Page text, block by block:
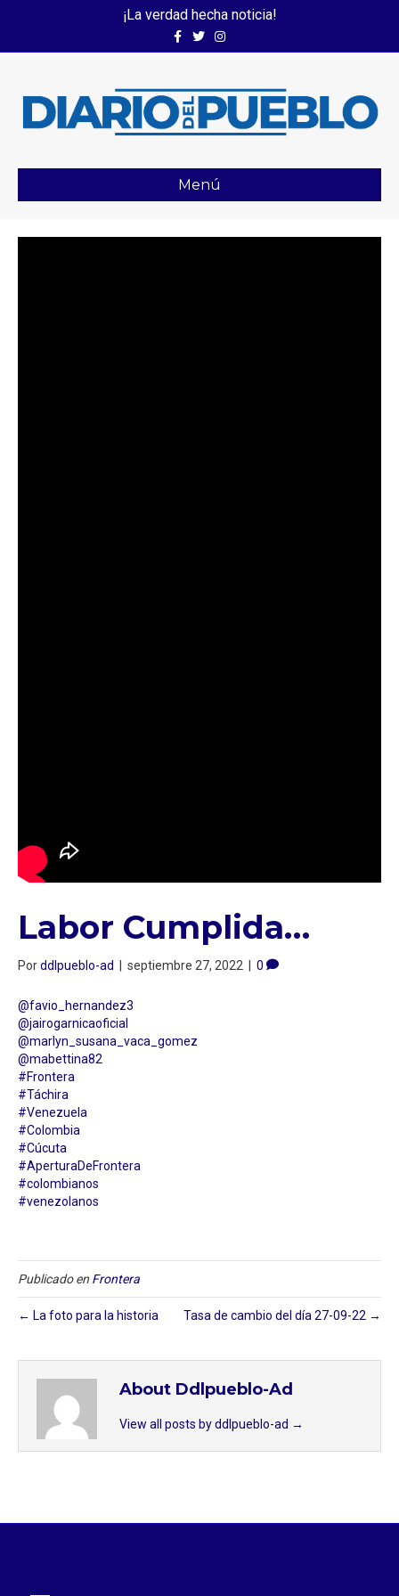
¡La verdad hecha noticia!
FacebookTwitterInstagram
Menú
Labor Cumplida…
Porddlpueblo-ad septiembre 27, 2022 0
@favio_hernandez3
@jairogarnicaoficial
@marlyn_susana_vaca_gomez
@mabettina82
#Frontera
#Táchira
#Venezuela
#Colombia
#Cúcuta
#AperturaDeFrontera
#colombianos
#venezolanos
Publicado en Frontera
← La foto para la historia Tasa de cambio del día 27-09-22 →
About Ddlpueblo-Ad
View all posts by ddlpueblo-ad →